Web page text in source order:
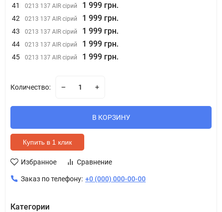
41 0213 137 AIR сірий 1 999 грн.
42 0213 137 AIR сірий 1 999 грн.
43 0213 137 AIR сірий 1 999 грн.
44 0213 137 AIR сірий 1 999 грн.
45 0213 137 AIR сірий 1 999 грн.
Количество:
В КОРЗИНУ
Купить в 1 клик
Избранное Сравнение
Заказ по телефону: +0 (000) 000-00-00
Категории